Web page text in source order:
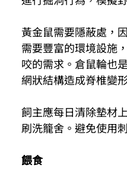
黃金鼠需要隱蔽處，
需要豐富的環境設施
咬的需求。倉鼠輪也
網狀結構造成脊椎變
飼主應每日清除墊材
刷洗籠舍。避免使用
餵食